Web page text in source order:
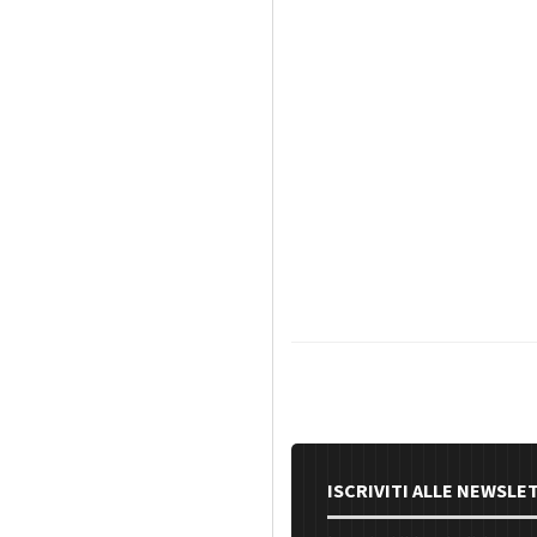
ISCRIVITI ALLE